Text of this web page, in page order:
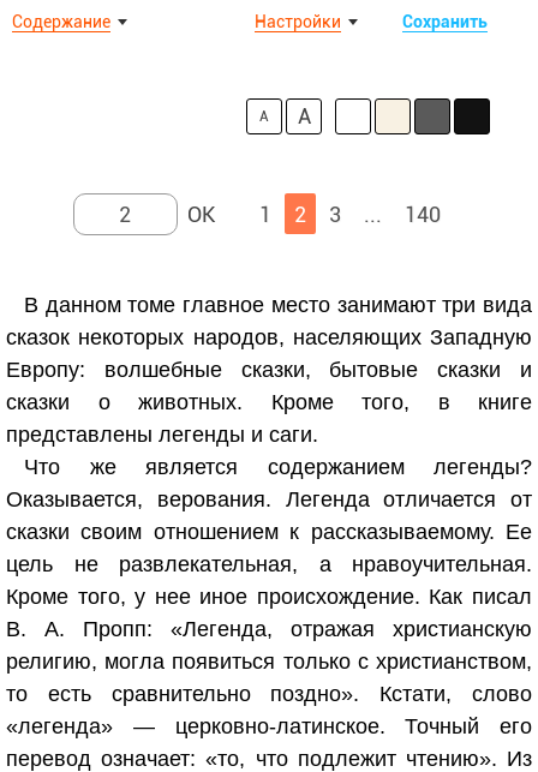
Содержание Сохранить
Настройки
A A
1 2 3 ... 140
В данном томе главное место занимают три вида
сказок некоторых народов, населяющих Западную
Европу: волшебные сказки, бытовые сказки и
сказки о животных. Кроме того, в книге
представлены легенды и саги.
Что же является содержанием легенды?
Оказывается, верования. Легенда отличается от
сказки своим отношением к рассказываемому. Ее
цель не развлекательная, а нравоучительная.
Кроме того, у нее иное происхождение. Как писал
В. А. Пропп: «Легенда, отражая христианскую
религию, могла появиться только с христианством,
то есть сравнительно поздно». Кстати, слово
«легенда» — церковно-латинское. Точный его
перевод означает: «то, что подлежит чтению». Из